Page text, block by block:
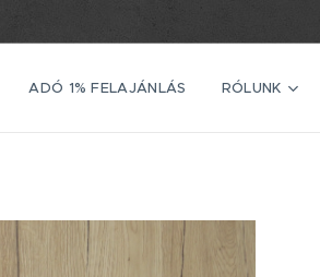
ADÓ 1% FELAJÁNLÁS RÓLUNK